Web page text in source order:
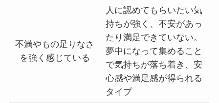
不満やもの足りなさ
を強く感じている
人に認めてもらいたい気
持ちが強く、不安があっ
たり満足できていない。
夢中になって集めること
で気持ちが落ち着き、安
心感や満足感が得られる
タイプ